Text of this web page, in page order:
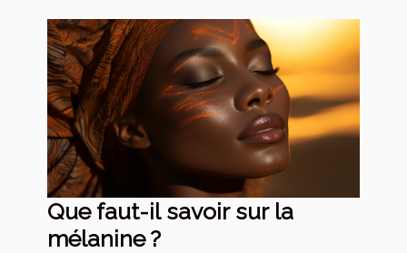
Que faut-il savoir sur la
mélanine ?